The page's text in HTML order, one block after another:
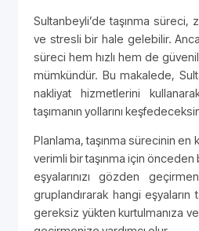
Sultanbeyli’de taşınma süreci,
ve stresli bir hale gelebilir.
süreci hem hızlı hem de
mümkündür. Bu makalede,
nakliyat hizmetlerini
taşımanın yollarını
Planlama, taşınma sürecinin en
verimli bir taşınma için önceden
eşyalarınızı gözden
gruplandırarak hangi eşyaların
gereksiz yükten kurtulmanıza